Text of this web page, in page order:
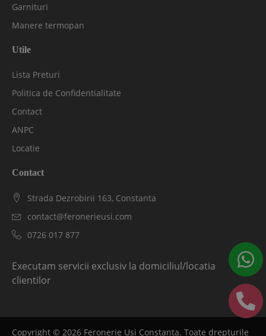
Garnituri
Manere termopan
Utile
Lista Preturi
Politica de Confidentialitate
Contact
ANPC
Locatie
Contact
Strada Dezrobirii 163, Constanta
contact@feronerieusi.com
0726 017 877
Executam servicii exclusiv la domiciliul/locatia
clientilor
Copyright © 2026 Feronerie Usi Constanta. Toate drepturile